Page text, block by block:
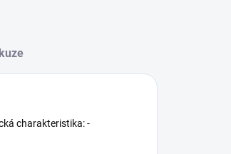
charakteristika: -